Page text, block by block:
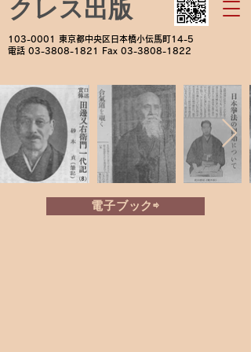
クレス出版
103-0001
東京都中央区日本橋小伝馬町14-5
電話 03-3808-1821 Fax 03-3808-1822
電子ブック⇨